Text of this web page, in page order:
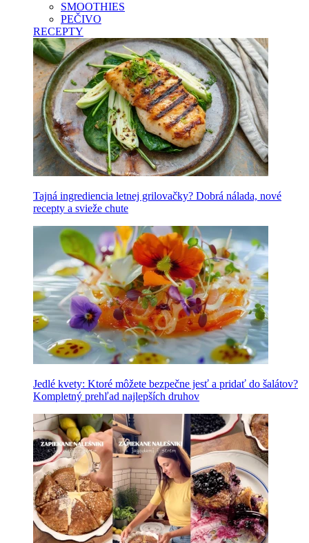
SMOOTHIES
PEČIVO
RECEPTY
Tajná ingrediencia letnej grilovačky? Dobrá nálada, nové
recepty a svieže chute
Jedlé kvety: Ktoré môžete bezpečne jesť a pridať do šalátov?
Kompletný prehľad najlepších druhov